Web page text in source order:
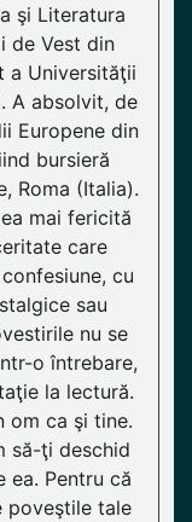
şi Literatura
de Vest din
a Universităţii
A absolvit, de
Europene din
bursieră
Roma (Italia).
mai fericită
care
cu
sau
nu se
o întrebare,
la lectură.
om ca şi tine.
să-ţi deschid
ea. Pentru că
poveştile tale